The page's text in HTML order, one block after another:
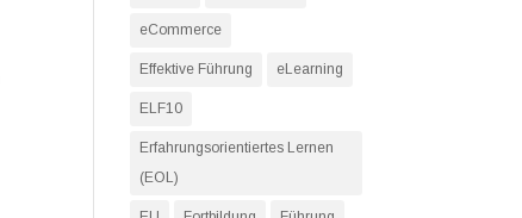
eCommerce
Effektive Führung eLearning
ELF10
Erfahrungsorientiertes Lernen
(EOL)